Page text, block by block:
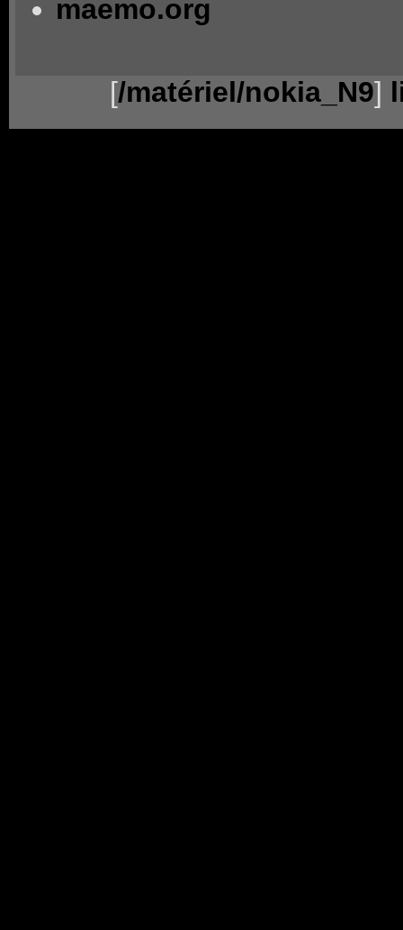
maemo.org
[/matériel/nokia_N9]